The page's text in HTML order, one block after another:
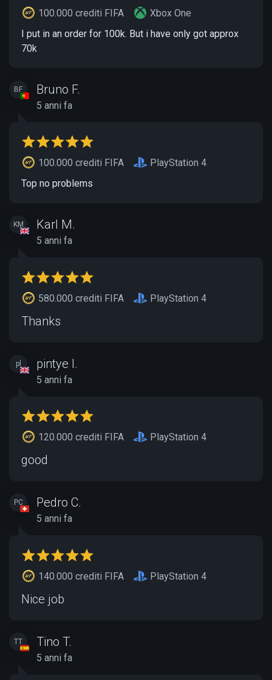
100.000 crediti FIFA
Xbox One
I put in an order for 100k. But i have only got approx
70k
BF Bruno F.
5 anni fa
100.000 crediti FIFA
PlayStation 4
Top no problems
KM Karl M.
5 anni fa
580.000 crediti FIFA PlayStation 4
Thanks
pl pintye l.
5 anni fa
120.000 crediti FIFA PlayStation 4
good
PC Pedro C.
5 anni fa
140.000 crediti FIFA PlayStation 4
Nice job
TT Tino T.
5 anni fa